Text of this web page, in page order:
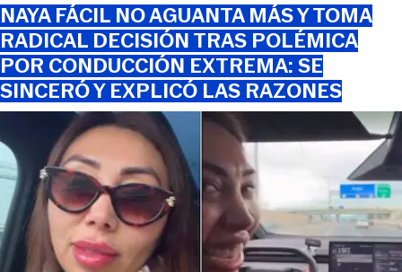
NAYA FÁCIL NO AGUANTA MÁS Y TOMA
RADICAL DECISIÓN TRAS POLÉMICA
POR CONDUCCIÓN EXTREMA: SE
SINCERÓ Y EXPLICÓ LAS RAZONES